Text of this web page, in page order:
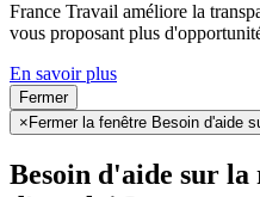
France Travail améliore la
vous proposant plus
En savoir plus
Fermer
× Fermer la fenêtre Besoin d'aide
Besoin d'aide sur